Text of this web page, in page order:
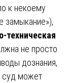
к некоему
замыкание»),
техническая
не просто
дознания,
суд может